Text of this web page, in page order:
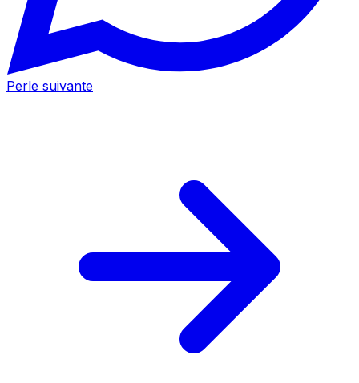
Perle suivante